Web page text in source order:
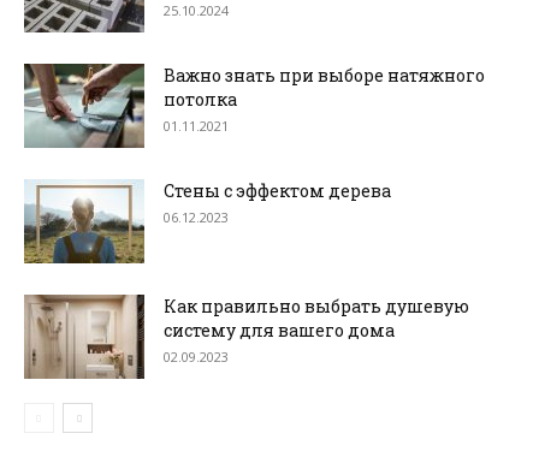
25.10.2024
Важно знать при выборе натяжного
потолка
01.11.2021
Стены с эффектом дерева
06.12.2023
Как правильно выбрать душевую
систему для вашего дома
02.09.2023